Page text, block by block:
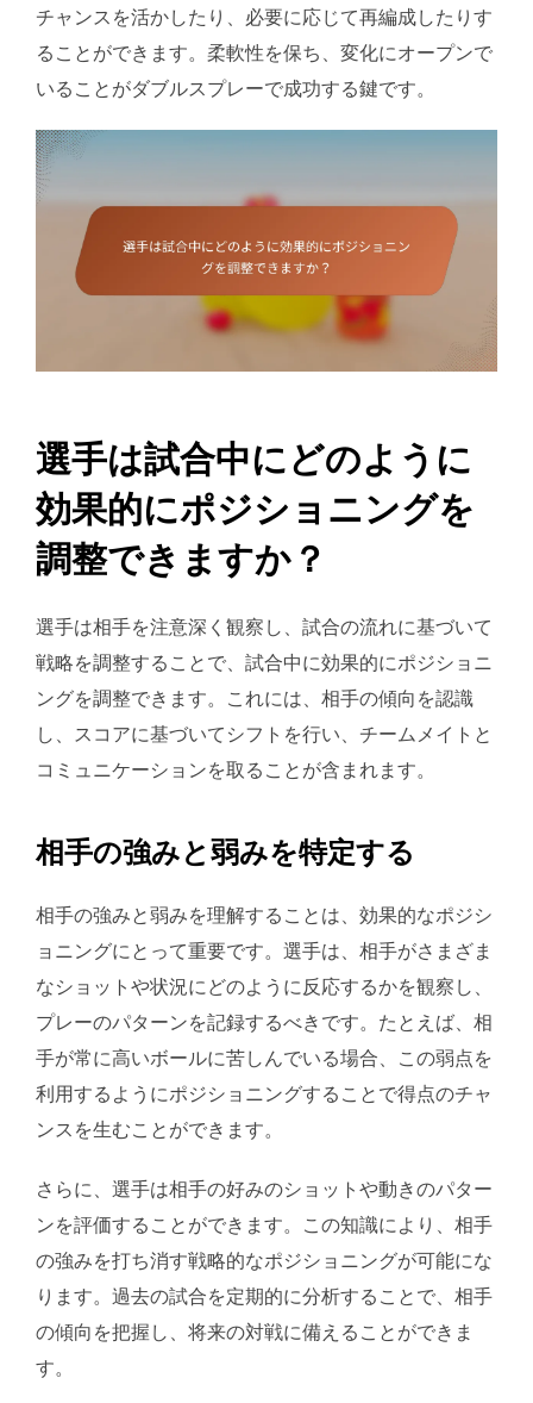
チャンスを活かしたり、必要に応じて再編成したりす
ることができます。柔軟性を保ち、変化にオープンで
いることがダブルスプレーで成功する鍵です。
選手は試合中にどのように
効果的にポジショニングを
調整できますか？
選手は相手を注意深く観察し、試合の流れに基づいて
戦略を調整することで、試合中に効果的にポジショニ
ングを調整できます。これには、相手の傾向を認識
し、スコアに基づいてシフトを行い、チームメイトと
コミュニケーションを取ることが含まれます。
相手の強みと弱みを特定する
相手の強みと弱みを理解することは、効果的なポジシ
ョニングにとって重要です。選手は、相手がさまざま
なショットや状況にどのように反応するかを観察し、
プレーのパターンを記録するべきです。たとえば、相
手が常に高いボールに苦しんでいる場合、この弱点を
利用するようにポジショニングすることで得点のチャ
ンスを生むことができます。
さらに、選手は相手の好みのショットや動きのパター
ンを評価することができます。この知識により、相手
の強みを打ち消す戦略的なポジショニングが可能にな
ります。過去の試合を定期的に分析することで、相手
の傾向を把握し、将来の対戦に備えることができま
す。